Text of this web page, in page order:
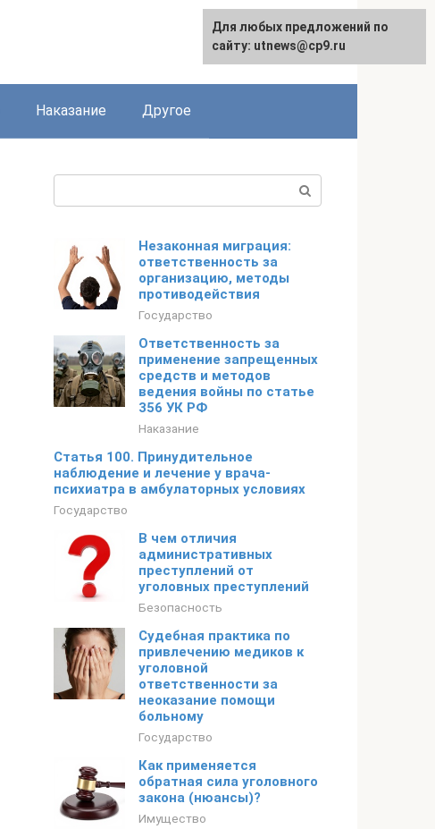
Наказание Другое
Незаконная миграция:
ответственность за
организацию, методы
противодействия
Государство
Ответственность за
применение запрещенных
средств и методов
ведения войны по статье
356 УК РФ
Наказание
Статья 100. Принудительное
наблюдение и лечение у врача-
психиатра в амбулаторных условиях
Государство
В чем отличия
административных
преступлений от
уголовных преступлений
Безопасность
Судебная практика по
привлечению медиков к
уголовной
ответственности за
неоказание помощи
больному
Государство
Как применяется
обратная сила уголовного
закона (нюансы)?
Имущество
Для любых предложений по
сайту: utnews@cp9.ru